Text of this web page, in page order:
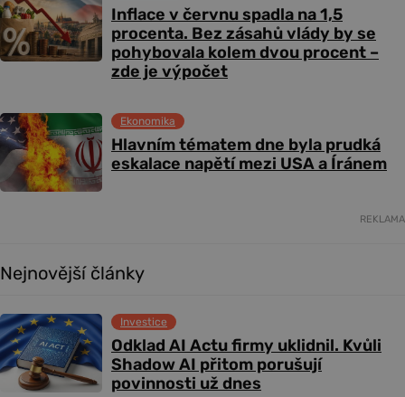
Inflace v červnu spadla na 1,5
procenta. Bez zásahů vlády by se
pohybovala kolem dvou procent –
zde je výpočet
Hlavním tématem dne byla prudká
eskalace napětí mezi USA a Íránem
Ekonomika
REKLAMA
Nejnovější články
Odklad AI Actu firmy uklidnil. Kvůli
Shadow AI přitom porušují
povinnosti už dnes
Investice